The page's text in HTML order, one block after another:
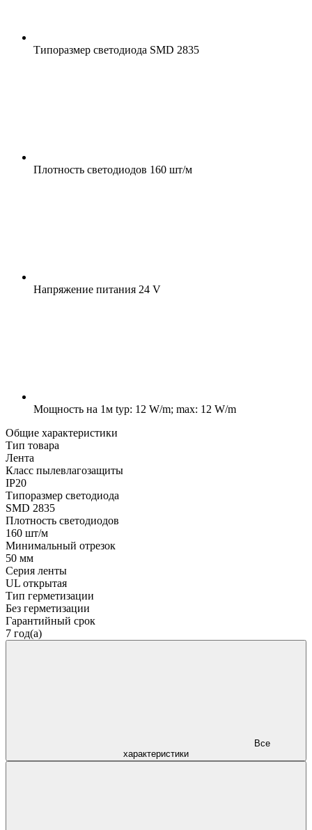
Типоразмер светодиода SMD 2835
Плотность светодиодов 160 шт/м
Напряжение питания 24 V
Мощность на 1м typ: 12 W/m; max: 12 W/m
Общие характеристики
Тип товара
Лента
Класс пылевлагозащиты
IP20
Типоразмер светодиода
SMD 2835
Плотность светодиодов
160 шт/м
Минимальный отрезок
50 мм
Серия ленты
UL открытая
Тип герметизации
Без герметизации
Гарантийный срок
7 год(а)
характеристики